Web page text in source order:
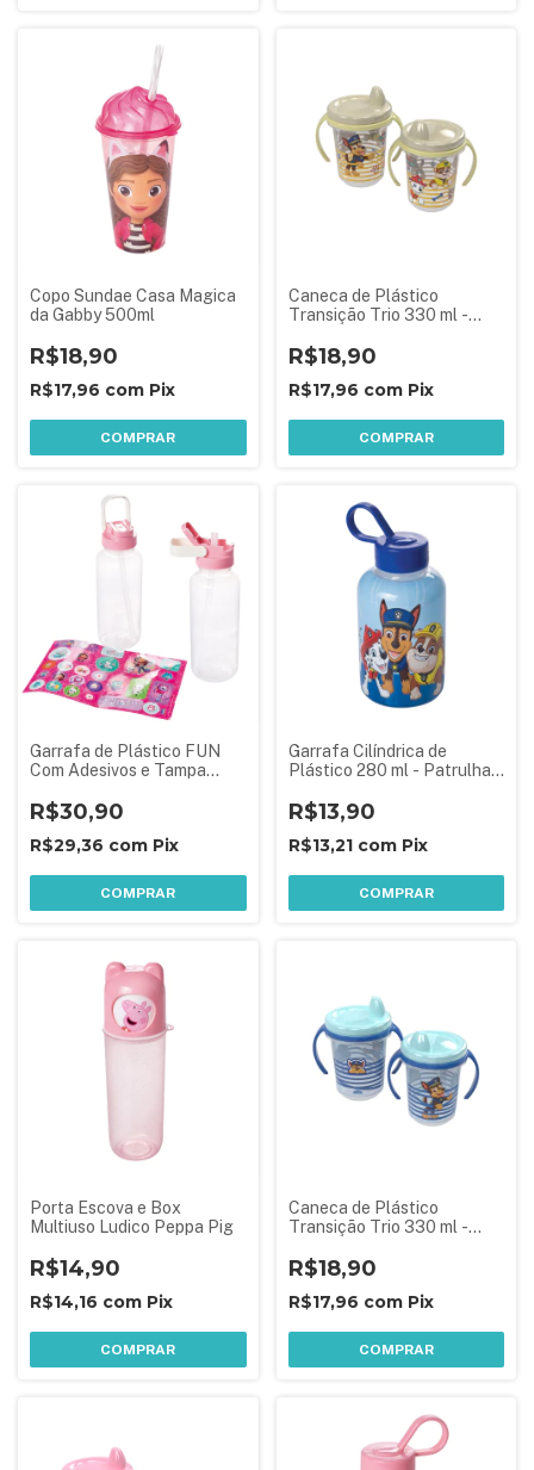
Copo Sundae Casa Magica
da Gabby 500ml
R$18,90
R$17,96 com Pix
COMPRAR
Caneca de Plástico
Transição Trio 330 ml -
R$18,90
R$17,96 com Pix
COMPRAR
Garrafa de Plástico FUN
Com Adesivos e Tampa
da Gabby
R$30,90
R$29,36 com Pix
COMPRAR
Garrafa Cilíndrica de
Plástico 280 ml - Patrulha
R$13,90
R$13,21 com Pix
COMPRAR
Porta Escova e Box
Multiuso Ludico Peppa Pig
R$14,90
R$14,16 com Pix
COMPRAR
Caneca de Plástico
Transição Trio 330 ml -
R$18,90
R$17,96 com Pix
COMPRAR